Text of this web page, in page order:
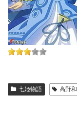
七姫物語 高野和